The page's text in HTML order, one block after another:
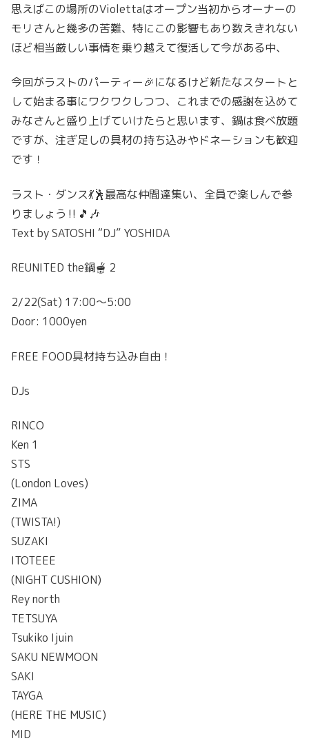
思えばこの場所のViolettaはオープン当初からオーナーの
モリさんと幾多の苦難、特にこの影響もあり数えきれない
ほど相当厳しい事情を乗り越えて復活して今がある中、
今回がラストのパーティー🎉になるけど新たなスタートと
して始まる事にワクワクしつつ、これまでの感謝を込めて
みなさんと盛り上げていけたらと思います、鍋は食べ放題
ですが、注ぎ足しの具材の持ち込みやドネーションも歓迎
です！
ラスト・ダンス💃🕺最高な仲間達集い、全員で楽しんで参
りましょう‼️🎵🎶
Text by SATOSHI “DJ” YOSHIDA
REUNITED the鍋🫕 2
2/22(Sat) 17:00〜5:00
Door: 1000yen
FREE FOOD具材持ち込み自由！
DJs
RINCO
Ken 1
STS
(London Loves)
ZIMA
(TWISTA!)
SUZAKI
ITOTEEE
(NIGHT CUSHION)
Rey north
TETSUYA
Tsukiko Ijuin
SAKU NEWMOON
SAKI
TAYGA
(HERE THE MUSIC)
MID